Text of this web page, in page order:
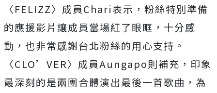
〈FELIZZ〉成員Chari表示，粉絲特別準備
的應援影片讓成員當場紅了眼眶， 十分感
動，也非常感謝台北粉絲的用心支持。
〈CLO’VER〉 成員Aungapo則補充， 印象
最深刻的是兩團合體演出最後一首歌曲， 為